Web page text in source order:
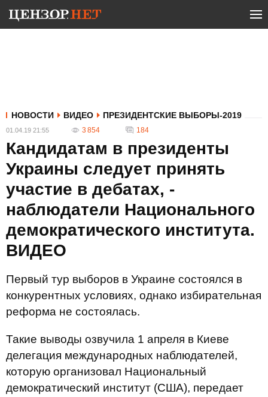
НОВОСТИ ВИДЕО ПРЕЗИДЕНТСКИЕ ВЫБОРЫ-2019
01.04.19 21:55 3 854 184
Кандидатам в президенты
Украины следует принять
участие в дебатах, -
наблюдатели Национального
демократического института.
ВИДЕО
Первый тур выборов в Украине состоялся в
конкурентных условиях, однако избирательная
реформа не состоялась.
Такие выводы озвучила 1 апреля в Киеве
делегация международных наблюдателей,
которую организовал Национальный
демократический институт (США), передает